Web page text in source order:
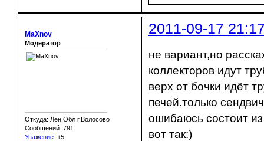
2011-09-17
MaXnov
Модератор
Откуда: Лен Обл г.Волосово
Сообщений: 791
Уважение: +5
не вариант,но
коллекторов идут
верх от бочки идёт
печей.только
ошибаюсь состоит
вот так:)